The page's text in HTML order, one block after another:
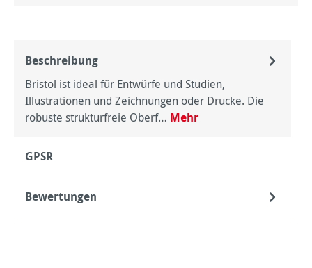
Beschreibung
Bristol ist ideal für Entwürfe und Studien,
Illustrationen und Zeichnungen oder Drucke. Die
robuste strukturfreie Oberf… Mehr
GPSR
Bewertungen